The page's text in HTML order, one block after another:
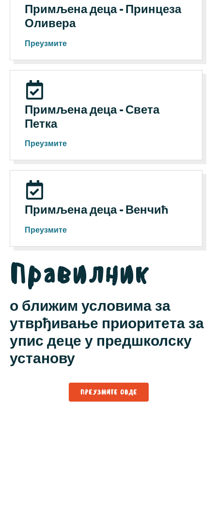
Примљена деца - Принцеза
Оливера
Преузмите
Примљена деца - Света
Петка
Преузмите
Примљена деца - Венчић
Преузмите
Правилник
о ближим условима за
утврђивање приоритета за
упис деце у предшколску
установу
ПРЕУЗМИТЕ ОВДЕ